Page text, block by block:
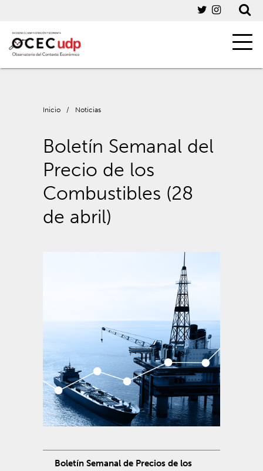
Inicio / Noticias
Boletín Semanal del
Precio de los
Combustibles (28
de abril)
Boletín Semanal de Precios de los